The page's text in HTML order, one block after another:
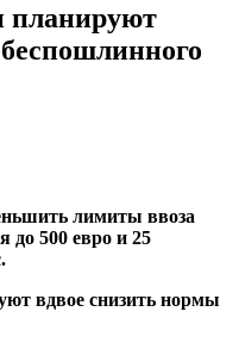
планируют
лимиты ввоза
до 500 евро и 25